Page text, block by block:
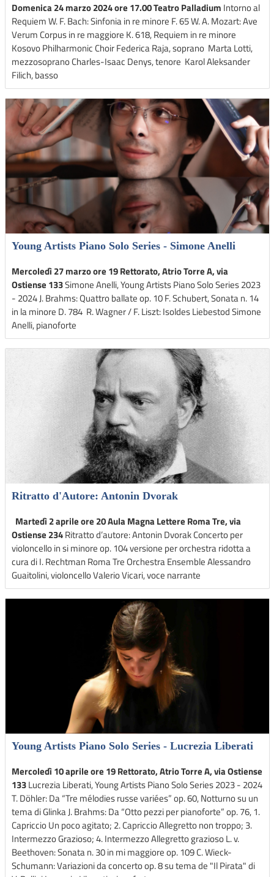
Domenica 24 marzo 2024 ore 17.00 Teatro Palladium Intorno al
Requiem W. F. Bach: Sinfonia in re minore F. 65 W. A. Mozart: Ave
Verum Corpus in re maggiore K. 618, Requiem in re minore
Kosovo Philharmonic Choir Federica Raja, soprano Marta Lotti,
mezzosoprano Charles-Isaac Denys, tenore Karol Aleksander
Filich, basso
Young Artists Piano Solo Series - Simone Anelli
Mercoledì 27 marzo ore 19 Rettorato, Atrio Torre A, via
Ostiense 133Simone Anelli, Young Artists Piano Solo Series 2023
- 2024 J. Brahms: Quattro ballate op. 10 F. Schubert, Sonata n. 14
in la minore D. 784 R. Wagner / F. Liszt: Isoldes Liebestod Simone
Anelli, pianoforte
Ritratto d'Autore: Antonin Dvorak
Martedì 2 aprile ore 20 Aula Magna Lettere Roma Tre, via
Ostiense 234Ritratto d’autore: Antonin Dvorak Concerto per
violoncello in si minore op. 104 versione per orchestra ridotta a
cura di I. Rechtman Roma Tre Orchestra Ensemble Alessandro
Guaitolini, violoncello Valerio Vicari, voce narrante
Young Artists Piano Solo Series - Lucrezia Liberati
Mercoledì 10 aprile ore 19 Rettorato, Atrio Torre A, via Ostiense
133Lucrezia Liberati, Young Artists Piano Solo Series 2023 - 2024
T. Döhler: Da “Tre mélodies russe variées” op. 60, Notturno su un
tema di Glinka J. Brahms: Da “Otto pezzi per pianoforte” op. 76, 1.
Capriccio Un poco agitato; 2. Capriccio Allegretto non troppo; 3.
Intermezzo Grazioso; 4. Intermezzo Allegretto grazioso L. v.
Beethoven: Sonata n. 30 in mi maggiore op. 109 C. Wieck-
Schumann: Variazioni da concerto op. 8 su tema de "Il Pirata" di